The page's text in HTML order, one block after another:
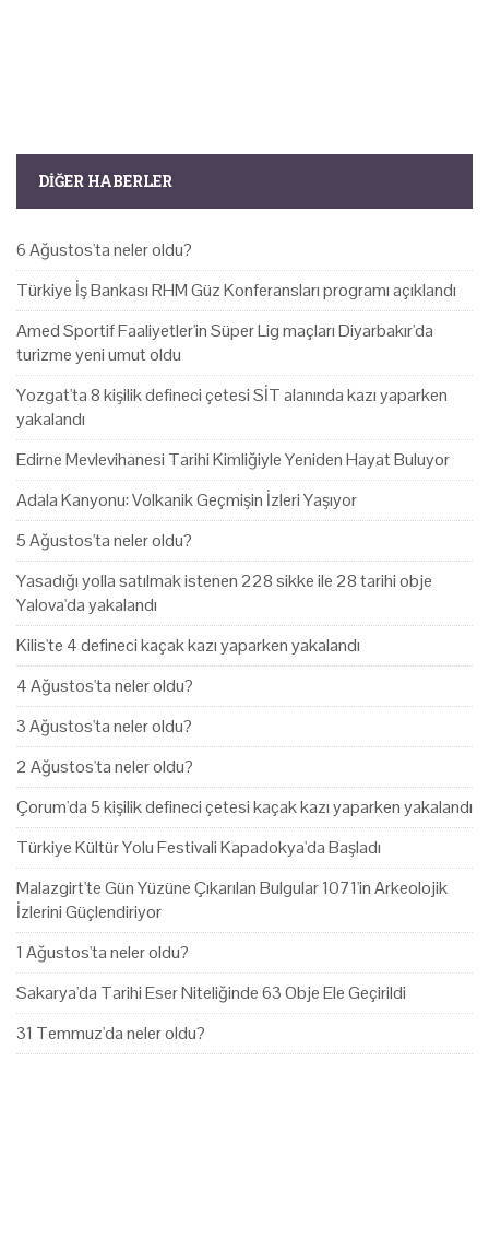
DIĞER HABERLER
6 Ağustos'ta neler oldu?
Türkiye İş Bankası RHM Güz Konferansları programı açıklandı
Amed Sportif Faaliyetler'in Süper Lig maçları Diyarbakır'da
turizme yeni umut oldu
Yozgat'ta 8 kişilik defineci çetesi SİT alanında kazı yaparken
yakalandı
Edirne Mevlevihanesi Tarihi Kimliğiyle Yeniden Hayat Buluyor
Adala Kanyonu: Volkanik Geçmişin İzleri Yaşıyor
5 Ağustos'ta neler oldu?
Yasadığı yolla satılmak istenen 228 sikke ile 28 tarihi obje
Yalova'da yakalandı
Kilis'te 4 defineci kaçak kazı yaparken yakalandı
4 Ağustos'ta neler oldu?
3 Ağustos'ta neler oldu?
2 Ağustos'ta neler oldu?
Çorum'da 5 kişilik defineci çetesi kaçak kazı yaparken yakalandı
Türkiye Kültür Yolu Festivali Kapadokya'da Başladı
Malazgirt'te Gün Yüzüne Çıkarılan Bulgular 1071'in Arkeolojik
İzlerini Güçlendiriyor
1 Ağustos'ta neler oldu?
Sakarya'da Tarihi Eser Niteliğinde 63 Obje Ele Geçirildi
31 Temmuz'da neler oldu?